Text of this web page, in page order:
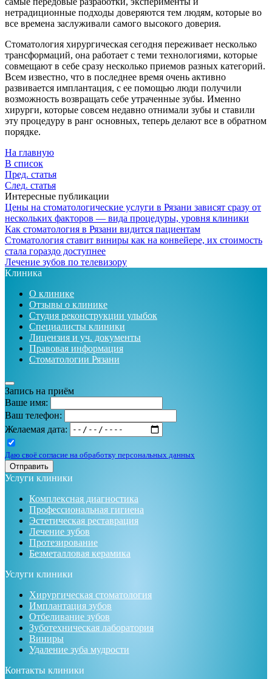
нетрадиционные подходы доверяются тем людям, которые во
все времена заслуживали самого высокого доверия.
Стоматология хирургическая сегодня переживает несколько
трансформаций, она работает с теми технологиями, которые
совмещают в себе сразу несколько приемов разных категорий.
Всем известно, что в последнее время очень активно
развивается имплантация, с ее помощью люди получили
возможность возвращать себе утраченные зубы. Именно
хирурги, которые совсем недавно отнимали зубы и ставили
эту процедуру в ранг основных, теперь делают все в обратном
порядке.
На главную
В список
Пред. статья
След. статья
Интересные публикации
Цены на стоматологические услуги в Рязани зависят сразу от
нескольких факторов — вида процедуры, уровня клиники
Как стоматология в Рязани видится пациентам
Стоматология ставит виниры как на конвейере, их стоимость
стала гораздо доступнее
Лечение зубов по телевизору
Клиника
О клинике
Отзывы о клинике
Студия реконструкции улыбок
Специалисты клиники
Лицензия и уч. документы
Правовая информация
Стоматологии Рязани
Запись на приём
Ваше имя:
Ваш телефон:
Желаемая дата:
Даю своё согласие на обработку персональных данных
Отправить
Услуги клиники
Комплексная диагностика
Профессиональная гигиена
Эстетическая реставрация
Лечение зубов
Протезирование
Безметалловая керамика
Услуги клиники
Хирургическая стоматология
Имплантация зубов
Отбеливание зубов
Зуботехническая лаборатория
Виниры
Удаление зуба мудрости
Контакты клиники